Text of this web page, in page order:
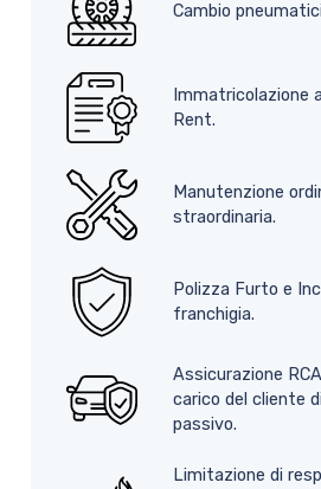
Cambio
Immatricolazione
Rent.
Manutenzione
straordinaria.
Polizza Furto e
franchigia.
Assicurazione
carico del cliente
passivo.
Limitazione di